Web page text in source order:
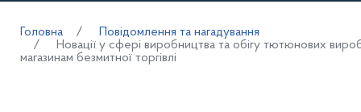
Головна
Повідомлення та нагадування
Новації у сфері виробництва та обігу тютюнових
магазинам безмитної торгівлі